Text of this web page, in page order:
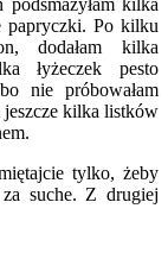
papryczki. Po kilku
dodałam kilka
łyżeczek pesto
nie próbowałam
jeszcze kilka listków
tylko, żeby
suche. Z drugiej